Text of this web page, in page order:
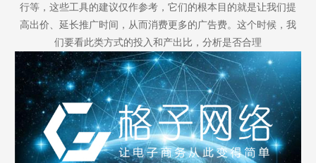
行等，这些工具的建议仅作参考，它们的根本目的就是让我们提
高出价、延长推广时间，从而消费更多的广告费。这个时候，我
们要看此类方式的投入和产出比，分析是否合理